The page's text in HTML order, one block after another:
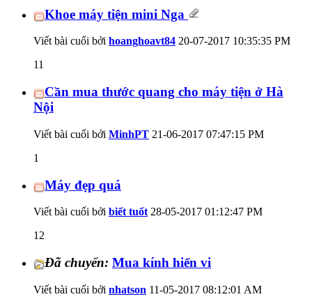
Khoe máy tiện mini Nga
Viết bài cuối bởi hoanghoavt84 20-07-2017 10:35:35 PM
11
Cần mua thước quang cho máy tiện ở Hà
Nội
Viết bài cuối bởi MinhPT 21-06-2017 07:47:15 PM
1
Máy đẹp quá
Viết bài cuối bởi biết tuốt 28-05-2017 01:12:47 PM
12
Đã chuyển: Mua kính hiển vi
Viết bài cuối bởi nhatson 11-05-2017 08:12:01 AM